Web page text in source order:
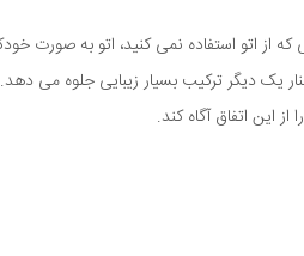
یک دیگر ترکیب بسیار زیبایی جلوه می دهد.
این اتفاق آگاه کند.